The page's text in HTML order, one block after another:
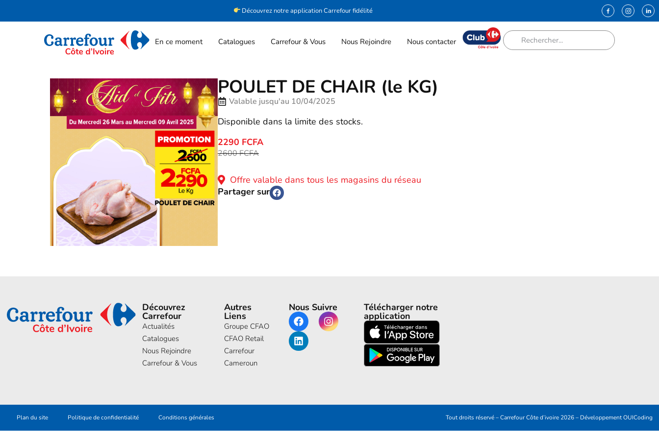
Découvrez notre application Carrefour fidélité
En ce moment Catalogues Carrefour & Vous Nous Rejoindre Nous contacter
POULET DE CHAIR (le KG)
Valable jusqu'au 10/04/2025
Disponible dans la limite des stocks.
2290 FCFA
2600 FCFA
Offre valable dans tous les magasins du réseau
Partager sur
Découvrez
Carrefour
Actualités
Catalogues
Nous Rejoindre
Carrefour & Vous
Autres
Liens
Groupe CFAO
CFAO Retail
Carrefour
Cameroun
Nous Suivre Télécharger notre
application
Plan du site Politique de confidentialité Conditions générales Tout droits réservé – Carrefour Côte d’ivoire 2026 – DéveloppementOUICoding